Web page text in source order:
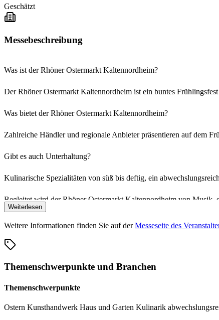
Geschätzt
Messebeschreibung
Was ist der Rhöner Ostermarkt Kaltennordheim?
Der Rhöner Ostermarkt Kaltennordheim ist ein buntes
Was bietet der Rhöner Ostermarkt Kaltennordheim?
Zahlreiche Händler und regionale Anbieter präsentieren auf dem
Gibt es auch Unterhaltung?
Kulinarische Spezialitäten von süß bis deftig, ein
Begleitet wird der Rhöner Ostermarkt Kaltennordheim von Musik,
Ein Fest zum Flanieren, Genießen und Zusammenkommen.
Weiterlesen
Weitere Informationen finden Sie auf derMesseseite des
Themenschwerpunkte und Branchen
Themenschwerpunkte
Ostern Kunsthandwerk Haus und Garten Kulinarik